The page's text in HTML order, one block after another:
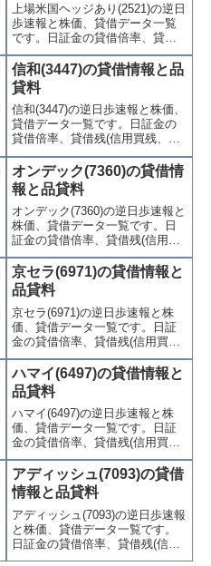
上場米国ヘッジあり(2521)の逆日
歩速報と株価、貸借データ一覧
です。日証金の貸借倍率、貸借
残(信用買残、信用売残)、品貸料
(逆日歩)、東証の週末残高、規制
(注意喚起・申込停止)など、空売
り関連情報を集計し、図解でわ
かりやすくまとめて掲載してい
ます。
信和(3447)の貸借情報と品
貸料
信和(3447)の逆日歩速報と株価、
貸借データ一覧です。日証金の
貸借倍率、貸借残(信用買残、信
用売残)、品貸料(逆日歩)、東証
の週末残高、規制(注意喚起・申
込停止)など、空売り関連情報を
集計し、図解でわかりやすくま
とめて掲載しています。
オンデック(7360)の貸借情
報と品貸料
オンデック(7360)の逆日歩速報と
株価、貸借データ一覧です。日
証金の貸借倍率、貸借残(信用買
残、信用売残)、品貸料(逆日
歩)、東証の週末残高、規制(注意
喚起・申込停止)など、空売り関
連情報を集計し、図解でわかり
やすくまとめて掲載していま
す。
京セラ(6971)の貸借情報と
品貸料
京セラ(6971)の逆日歩速報と株
価、貸借データ一覧です。日証
金の貸借倍率、貸借残(信用買
残、信用売残)、品貸料(逆日
歩)、東証の週末残高、規制(注意
喚起・申込停止)など、空売り関
連情報を集計し、図解でわかり
やすくまとめて掲載していま
す。
ハマイ(6497)の貸借情報と
品貸料
ハマイ(6497)の逆日歩速報と株
価、貸借データ一覧です。日証
金の貸借倍率、貸借残(信用買
残、信用売残)、品貸料(逆日
歩)、東証の週末残高、規制(注意
喚起・申込停止)など、空売り関
連情報を集計し、図解でわかり
やすくまとめて掲載していま
す。
アディッシュ(7093)の貸借
情報と品貸料
アディッシュ(7093)の逆日歩速報
と株価、貸借データ一覧です。
日証金の貸借倍率、貸借残(信用
買残、信用売残)、品貸料(逆日